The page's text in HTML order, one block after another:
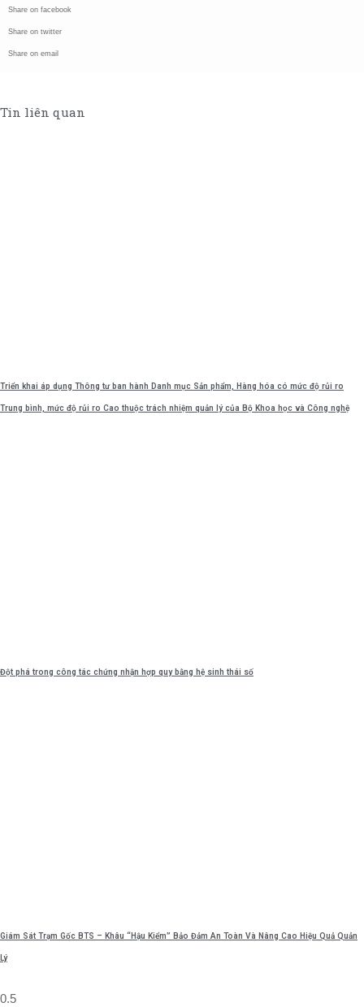
Share on facebook
Share on twitter
Share on email
Tin liên quan
Triển khai áp dụng Thông tư ban hành Danh mục Sản phẩm, Hàng hóa có mức độ rủi ro
Trung bình, mức độ rủi ro Cao thuộc trách nhiệm quản lý của Bộ Khoa học và Công nghệ
Đột phá trong công tác chứng nhận hợp quy bằng hệ sinh thái số
Giám Sát Trạm Gốc BTS – Khâu “Hậu Kiểm” Bảo Đảm An Toàn Và Nâng Cao Hiệu Quả Quản
Lý